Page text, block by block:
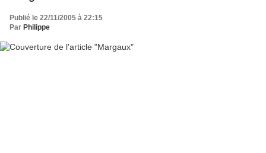
Publié le 22/11/2005 à 22:15
Par Philippe